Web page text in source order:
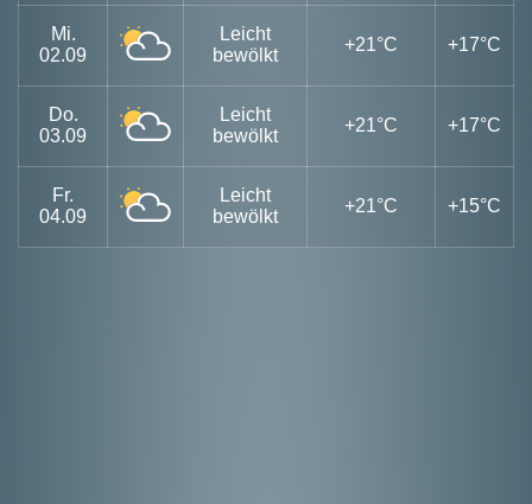
Mi.
02.09
Leicht
bewölkt
+21°C +17°C
Do.
03.09
Leicht
bewölkt
+21°C +17°C
Fr.
04.09
Leicht
bewölkt
+21°C +15°C